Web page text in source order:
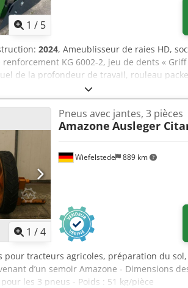
1 / 5
2024, Ameublisseur de raies HD,
KG 6002-2, jeu de dents «
de la profondeur de travail, rouleau
Dodpfxsrxurmj Ahijck
1 /4
Wiefelstede 889 km
Pneus avec jantes, 3 pièces
Amazone Ausleger
pour tracteurs agricoles, préparation du
d’un semoir Amazone - Dimensions
les 3 pneus - Poids : 51 kg/pièce